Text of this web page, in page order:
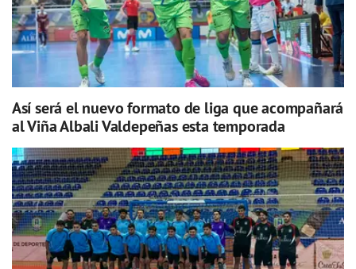
Así será el nuevo formato de liga que acompañará
al Viña Albali Valdepeñas esta temporada